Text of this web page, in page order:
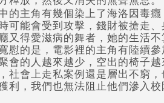
的主角有幾個染上了海洛因毒
可能會受到攻擊，錢財被搶走
又得愛滋病的舞者，她的生活
慰的是，電影裡的主角有陸續
會的人越來越少，空出的椅子
社會上走私案例還是層出不窮
利，我們也無法阻止他們滲入